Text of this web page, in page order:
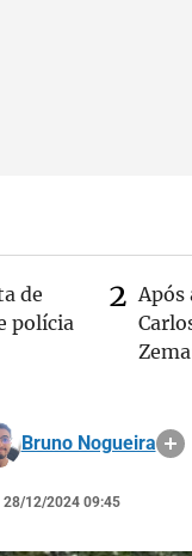
de
polícia
Após
Bruno Nogueira
28/12/2024 09:45